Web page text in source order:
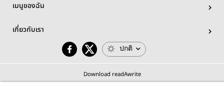
เมนูของฉัน
เกี่ยวกับเรา
ปกติ
Download readAwrite